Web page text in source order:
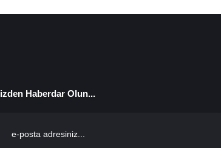
Haberdar Olun...